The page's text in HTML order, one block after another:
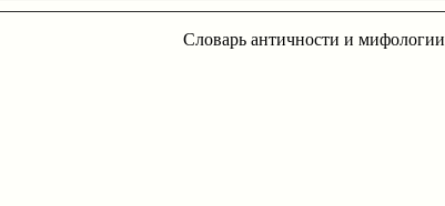
Словарь античности и мифологии